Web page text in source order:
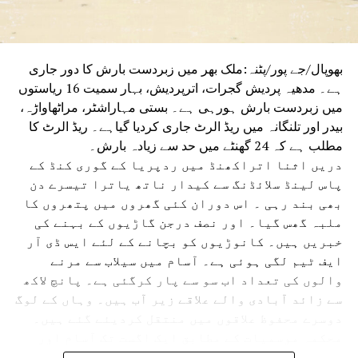
بھوپال/جے پور/پٹنہ:ملک بھر میں زبردست بارش کا دور جاری
ہے۔ مدھیہ پردیش گجرات، اترپردیش، بہار سمیت 16 ریاستوں
میں زبردست بارش ہورہی ہے۔ بستی مہاراشٹر، مراٹھاواڑہ،
بیدر اور تلنگانہ میں ریڈ الرٹ جاری کردیا گیاہے۔ ریڈ الرٹ کا
مطلب ہے کہ 24 گھنٹے میں حد سے زیادہ بارش۔
دریں اثنا اتراکھنڈ میں ردپریا کے گوری کنڈ کے
پاس لینڈ سلائڈنگ سے کیدار ناتھ یاترا تیسرے دن
بھی بند رہی ۔ اس دوران کئی گھروں میں پتھروں کا
ملبہ گھس گیا۔ اور نصف درجن گاڑیوں کے بہنے کی
خبریں ہیں۔ کانوڑیوں کو بچانے کے لئے ایس ڈی آر
ایف ٹیم لگی ہوئی ہے۔ آسام میں سیلاب سے مرنے
والوں کی تعداد اب سو سے پار کرگئی ہے۔ پانچ لاکھ
سے زائد آبادی والے علاقے زیر آب ہیں۔ وہاں کے لوگ